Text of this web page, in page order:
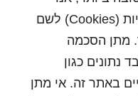
משתמשים בטכנולוגיות כגון עוגיות (Cookies) לשם
מתן הסכמה
נתונים כגון
באתר זה. אי מתן
כל הזכויות שמורות לשראל 2018 | עיצוב ותכנות: סטודיו